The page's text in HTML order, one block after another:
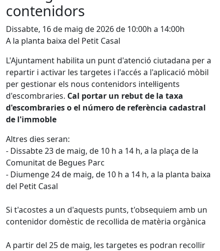
contenidors
Dissabte, 16 de maig de 2026 de 10:00h a 14:00h
A la planta baixa del Petit Casal
L'Ajuntament habilita un punt d'atenció ciutadana per a
repartir i activar les targetes i l'accés a l'aplicació mòbil
per gestionar els nous contenidors intel·ligents
d'escombraries. Cal portar un rebut de la taxa
d'escombraries o el número de referència cadastral
de l'immoble
Altres dies seran:
- Dissabte 23 de maig, de 10 h a 14 h, a la plaça de la
Comunitat de Begues Parc
- Diumenge 24 de maig, de 10 h a 14 h, a la planta baixa
del Petit Casal
Si t'acostes a un d'aquests punts, t'obsequiem amb un
contenidor domèstic de recollida de matèria orgànica
A partir del 25 de maig, les targetes es podran recollir